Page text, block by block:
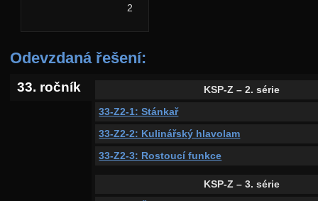
2
Odevzdaná řešení:
33. ročník
KSP-Z – 2. série
33-Z2-1: Stánkař
33-Z2-2: Kulinářský hlavolam
33-Z2-3: Rostoucí funkce
KSP-Z – 3. série